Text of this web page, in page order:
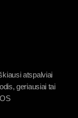
atspalviai
geriausiai tai